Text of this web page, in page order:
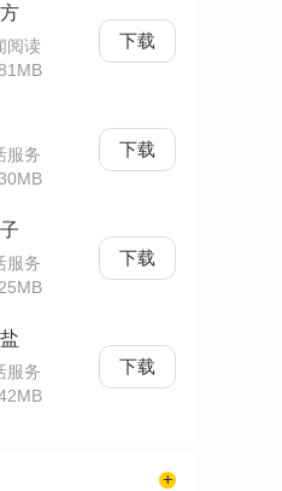
阅读
下载
服务
下载
服务
下载
服务
下载